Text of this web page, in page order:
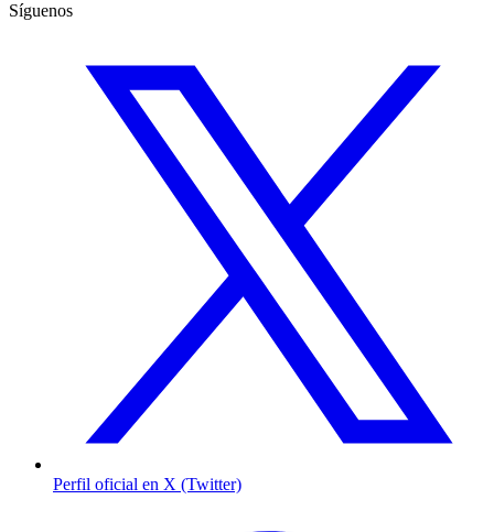
Síguenos
Perfil oficial en X (Twitter)